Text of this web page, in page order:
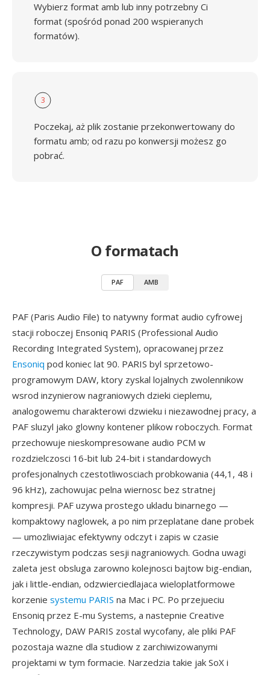
Wybierz format amb lub inny potrzebny Ci
format (spośród ponad 200 wspieranych
formatów).
3
Poczekaj, aż plik zostanie przekonwertowany do
formatu amb; od razu po konwersji możesz go
pobrać.
O formatach
PAF AMB
PAF (Paris Audio File) to natywny format audio cyfrowej
stacji roboczej Ensoniq PARIS (Professional Audio
Recording Integrated System), opracowanej przez
Ensoniq pod koniec lat 90. PARIS byl sprzetowo-
programowym DAW, ktory zyskal lojalnych zwolennikow
wsrod inzynierow nagraniowych dzieki cieplemu,
analogowemu charakterowi dzwieku i niezawodnej pracy, a
PAF sluzyl jako glowny kontener plikow roboczych. Format
przechowuje nieskompresowane audio PCM w
rozdzielczosci 16-bit lub 24-bit i standardowych
profesjonalnych czestotliwosciach probkowania (44,1, 48 i
96 kHz), zachowujac pelna wiernosc bez stratnej
kompresji. PAF uzywa prostego ukladu binarnego —
kompaktowy naglowek, a po nim przeplatane dane probek
— umozliwiajac efektywny odczyt i zapis w czasie
rzeczywistym podczas sesji nagraniowych. Godna uwagi
zaleta jest obsluga zarowno kolejnosci bajtow big-endian,
jak i little-endian, odzwierciedlajaca wieloplatformowe
korzenie systemu PARIS na Mac i PC. Po przejueciu
Ensoniq przez E-mu Systems, a nastepnie Creative
Technology, DAW PARIS zostal wycofany, ale pliki PAF
pozostaja wazne dla studiow z zarchiwizowanymi
projektami w tym formacie. Narzedzia takie jak SoX i